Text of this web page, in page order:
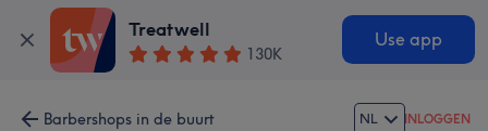
Treatwell
130K
Use app
Barbershops in de buurt NL INLOGGEN